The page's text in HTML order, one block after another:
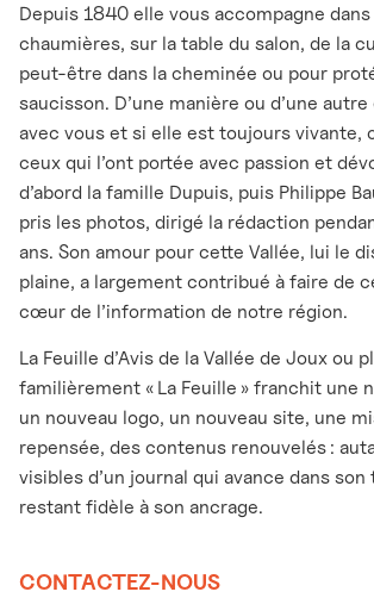
Depuis 1840 elle vous accompagne
chaumières, sur la table du salon, de la
peut-être dans la cheminée ou pour
saucisson. D’une manière ou d’une
avec vous et si elle est toujours vivante,
ceux qui l’ont portée avec passion et
d’abord la famille Dupuis, puis Philippe
pris les photos, dirigé la rédaction
ans. Son amour pour cette Vallée, lui le
plaine, a largement contribué à faire de
cœur de l’information de notre région.
La Feuille d’Avis de la Vallée de Joux ou
familièrement « La Feuille » franchit une
un nouveau logo, un nouveau site, une
repensée, des contenus renouvelés :
visibles d’un journal qui avance dans
restant fidèle à son ancrage.
CONTACTEZ-NOUS